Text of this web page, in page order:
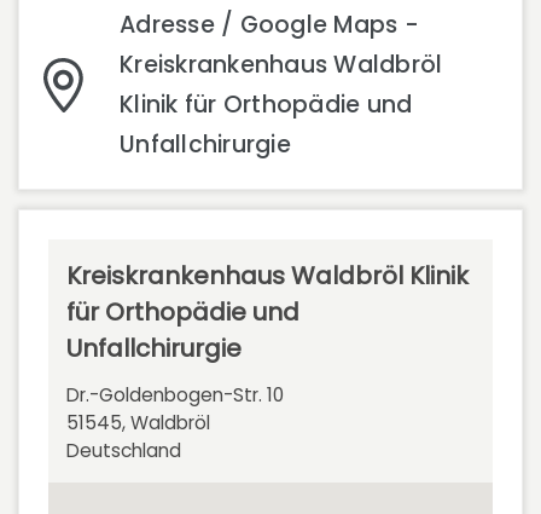
Adresse / Google Maps -
Kreiskrankenhaus Waldbröl
Klinik für Orthopädie und
Unfallchirurgie
Kreiskrankenhaus Waldbröl Klinik
für Orthopädie und
Unfallchirurgie
Dr.-Goldenbogen-Str. 10
51545, Waldbröl
Deutschland